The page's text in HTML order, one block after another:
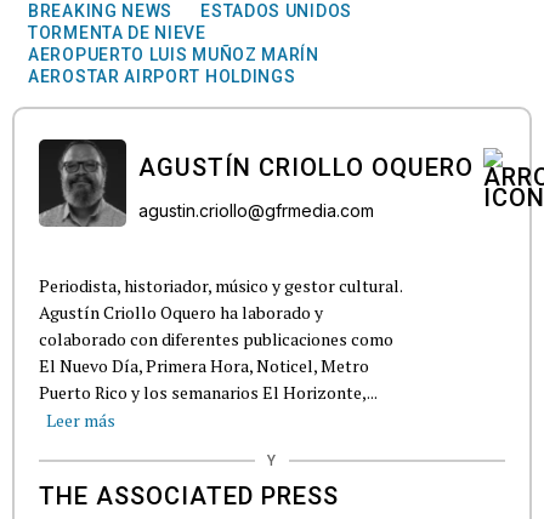
BREAKING NEWS
ESTADOS UNIDOS
TORMENTA DE NIEVE
AEROPUERTO LUIS MUÑOZ MARÍN
AEROSTAR AIRPORT HOLDINGS
AGUSTÍN CRIOLLO OQUERO
agustin.criollo@gfrmedia.com
Periodista, historiador, músico y gestor cultural.
Agustín Criollo Oquero ha laborado y
colaborado con diferentes publicaciones como
El Nuevo Día, Primera Hora, Noticel, Metro
Puerto Rico y los semanarios El Horizonte,...
Leer más
Y
THE ASSOCIATED PRESS